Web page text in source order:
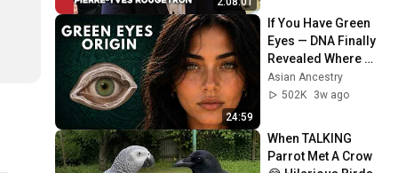
44
nightmare of GAFAM?
45
Major Interview:
International News
Cercle Aristote - Pierre Yves Rougeyron
46
Le Grand Entretien de
Décembre avec Pierre-
Yves Rougeyron
Cercle Aristote - Pierre Yves Rougeyron
24:59
If You Have Green
Eyes — DNA Finally
Revealed Where
They Really Come
From
Asian Ancestry
502K
3w ago
When TALKING
Parrot Met A Crow